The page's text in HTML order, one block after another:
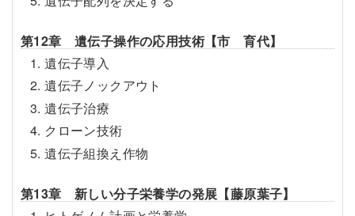
第12章 遺伝子操作の応用技術【市 育代】
1. 遺伝子導入
2. 遺伝子ノックアウト
3. 遺伝子治療
4. クローン技術
5. 遺伝子組換え作物
第13章 新しい分子栄養学の発展【藤原葉子】